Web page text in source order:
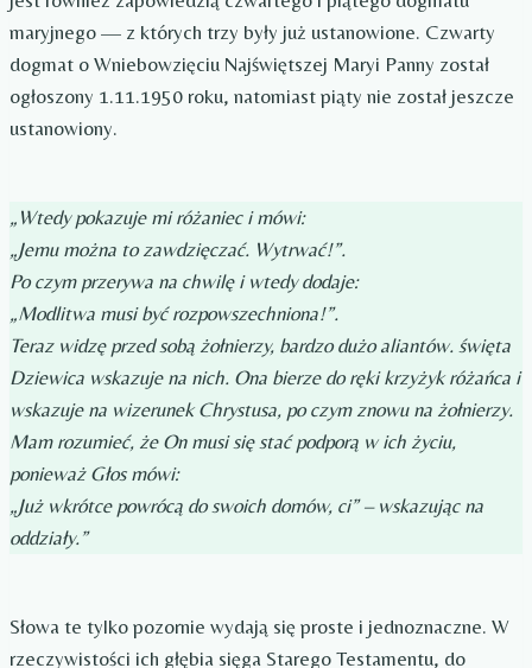
maryjnego — z których trzy były już ustanowione. Czwarty
dogmat o Wniebowzięciu Najświętszej Maryi Panny został
ogłoszony 1.11.1950 roku, natomiast piąty nie został jeszcze
ustanowiony.
„Wtedy pokazuje mi różaniec i mówi:
„Jemu można to zawdzięczać. Wytrwać!”.
Po czym przerywa na chwilę i wtedy dodaje:
„Modlitwa musi być rozpowszechniona!”.
Teraz widzę przed sobą żołnierzy, bardzo dużo aliantów. święta
Dziewica wskazuje na nich. Ona bierze do ręki krzyżyk różańca i
wskazuje na wizerunek Chrystusa, po czym znowu na żołnierzy.
Mam rozumieć, że On musi się stać podporą w ich życiu,
ponieważ Głos mówi:
„Już wkrótce powrócą do swoich domów, ci” – wskazując na
oddziały.”
Słowa te tylko pozornie wydają się proste i jednoznaczne. W
rzeczywistości ich głębia sięga Starego Testamentu, do